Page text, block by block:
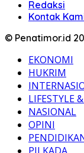
Redaksi
Kontak
© Penatimor.id
EKONOMI
HUKRIM
LIFESTYLE
NASIONAL
OPINI